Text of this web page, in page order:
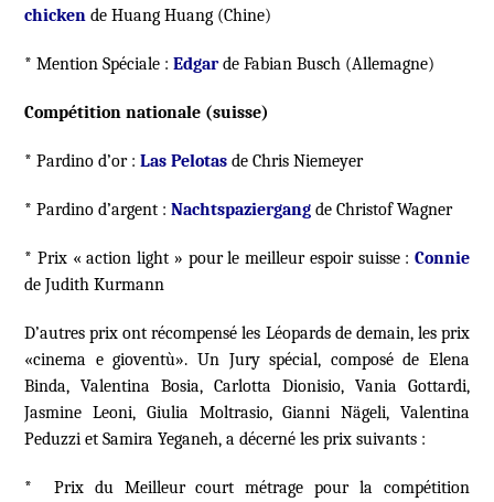
chicken de Huang Huang (Chine)
* Mention Spéciale : Edgarde Fabian Busch (Allemagne)
Compétition nationale (suisse)
* Pardino d’or : Las Pelotas de Chris Niemeyer
* Pardino d’argent : Nachtspaziergang de Christof Wagner
* Prix « action light » pour le meilleur espoir suisse : Connie
de Judith Kurmann
D’autres prix ont récompensé les Léopards de demain, les prix
«cinema e gioventù». Un Jury spécial, composé de Elena
Binda, Valentina Bosia, Carlotta Dionisio, Vania Gottardi,
Jasmine Leoni, Giulia Moltrasio, Gianni Nägeli, Valentina
Peduzzi et Samira Yeganeh, a décerné les prix suivants :
* Prix du Meilleur court métrage pour la compétition